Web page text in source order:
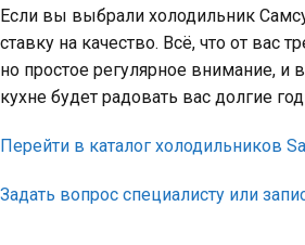
Если вы выбрали холодильник
ставку на качество. Всё, что от вас
но простое регулярное внимание,
кухне будет радовать вас долгие
Перейти в каталог холодильников
Задать вопрос специалисту или